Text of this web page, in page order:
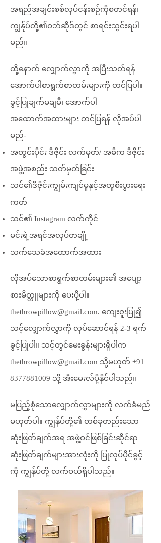
အရည်အချင်းစစ်လုပ်ငန်းစဉ်ကိုစတင်ရန်၊
ကျွန်ုပ်တို့၏ဝဘ်ဆိုဒ်တွင် စာရင်းသွင်းရပါ
မည်။
ထို့နောက် လျှောက်လွှာကို အပြီးသတ်ရန်
အောက်ပါစာရွက်စာတမ်းများကို တင်ပြပါ။
ခွင့်ပြုချက်မချမီ၊ အောက်ပါ
အထောက်အထားများ တင်ပြရန် လိုအပ်ပါ
မည်-
အတွင်းပိုင်း ဒီဇိုင်း လက်မှတ်/ အဓိက ဒီဇိုင်း
အဖွဲ့အစည်း သတ်မှတ်ခြင်း
သင်၏ဒီဇိုင်းကျွမ်းကျင်မှုနှင့်အတူစီးပွားရေး
ကတ်
သင်၏ Instagram လက်ကိုင်
မင်းရဲ့အရင်အလုပ်တချို့
သက်သေခံအထောက်အထား
လိုအပ်သောစာရွက်စာတမ်းများ၏ အပျော့
စားမိတ္တူများကို ပေးပို့ပါ။
thethrowpillow@gmail.com. ကျေးဇူးပြု၍
သင့်လျှောက်လွှာကို လုပ်ဆောင်ရန် 2-3 ရက်
ခွင့်ပြုပါ။ သင့်တွင်မေးခွန်းများရှိပါက
thethrowpillow@gmail.com သို့မဟုတ် +91
8377881009 သို့ အီးမေးလ်ပို့နိုင်ပါသည်။
မပြည့်စုံသောလျှောက်လွှာများကို လက်ခံမည်
မဟုတ်ပါ။ ကျွန်ုပ်တို့၏ တစ်ခုတည်းသော
ဆုံးဖြတ်ချက်အရ အဖွဲ့ဝင်ဖြစ်ခြင်းဆိုင်ရာ
ဆုံးဖြတ်ချက်များအားလုံးကို ပြုလုပ်ပိုင်ခွင့်
ကို ကျွန်ုပ်တို့ လက်ဝယ်ရှိပါသည်။